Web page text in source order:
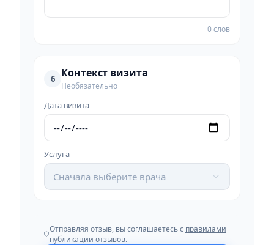
0 слов
6 Контекст визита
Необязательно
Дата визита
Услуга
Сначала выберите врача
Отправляя отзыв, вы соглашаетесь с правилами
публикации отзывов.